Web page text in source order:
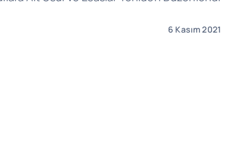
6 Kasım 2021